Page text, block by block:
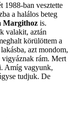
1988-ban vesztette
a halálos beteg
Margithoz is.
valakit, aztán
körülöttem a
azt mondom,
vigyáznak rám. Mert
Amíg vagyunk,
tudjuk. De